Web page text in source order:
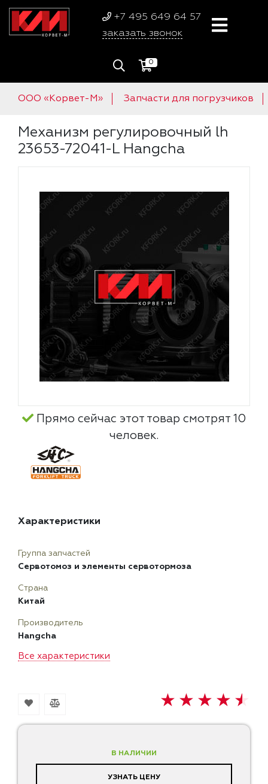
+7 495 649 64 57
заказать звонок
0
ООО «Корвет-М» Запчасти для погрузчиков
Механизм регулировочный lh
23653-72041-L Hangcha
В НАЛИЧИИ
УЗНАТЬ ЦЕНУ
Прямо сейчас этот товар смотрят 10
человек.
Характеристики
Все характеристики
Группа запчастей
Сервотомоз и элементы сервотормоза
Страна
Китай
Производитель
Hangcha